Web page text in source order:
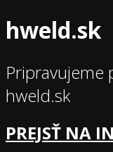
hweld.sk
Pripravujeme
hweld.sk
PREJSŤ NA